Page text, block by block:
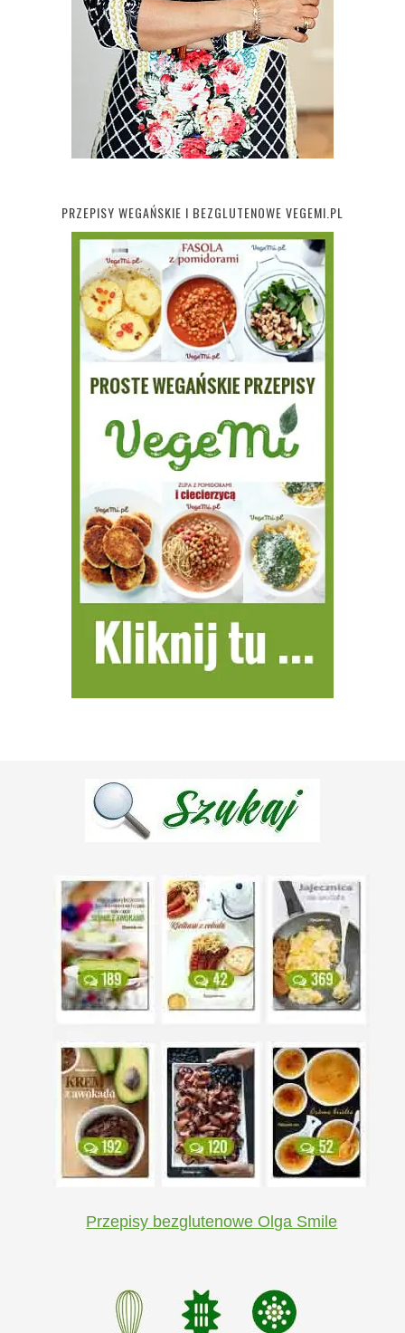
PRZEPISY WEGAŃSKIE I BEZGLUTENOWE VEGEMI.PL
Przepisy bezglutenowe Olga Smile